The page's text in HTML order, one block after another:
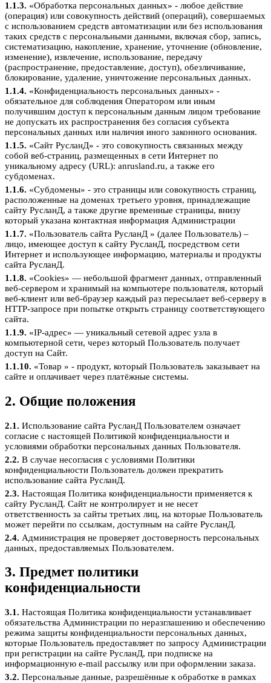
1.1.3. «Обработка персональных данных» - любое действие
(операция) или совокупность действий (операций), совершаемых
с использованием средств автоматизации или без использования
таких средств с персональными данными, включая сбор, запись,
систематизацию, накопление, хранение, уточнение (обновление,
изменение), извлечение, использование, передачу
(распространение, предоставление, доступ), обезличивание,
блокирование, удаление, уничтожение персональных данных.
1.1.4. «Конфиденциальность персональных данных» -
обязательное для соблюдения Оператором или иным
получившим доступ к персональным данным лицом требование
не допускать их распространения без согласия субъекта
персональных данных или наличия иного законного основания.
1.1.5. «Сайт РусланД» - это совокупность связанных между
собой веб-страниц, размещенных в сети Интернет по
уникальному адресу (URL): anrusland.ru, а также его
субдоменах.
1.1.6. «Субдомены» - это страницы или совокупность страниц,
расположенные на доменах третьего уровня, принадлежащие
сайту РусланД, а также другие временные страницы, внизу
который указана контактная информация Администрации
1.1.7. «Пользователь сайта РусланД » (далее Пользователь) –
лицо, имеющее доступ к сайту РусланД, посредством сети
Интернет и использующее информацию, материалы и продукты
сайта РусланД.
1.1.8. «Cookies» — небольшой фрагмент данных, отправленный
веб-сервером и хранимый на компьютере пользователя, который
веб-клиент или веб-браузер каждый раз пересылает веб-серверу в
HTTP-запросе при попытке открыть страницу соответствующего
сайта.
1.1.9. «IP-адрес» — уникальный сетевой адрес узла в
компьютерной сети, через который Пользователь получает
доступ на Сайт.
1.1.10. «Товар » - продукт, который Пользователь заказывает на
сайте и оплачивает через платёжные системы.
2. Общие положения
2.1. Использование сайта РусланД Пользователем означает
согласие с настоящей Политикой конфиденциальности и
условиями обработки персональных данных Пользователя.
2.2. В случае несогласия с условиями Политики
конфиденциальности Пользователь должен прекратить
использование сайта РусланД.
2.3. Настоящая Политика конфиденциальности применяется к
сайту РусланД. Сайт не контролирует и не несет
ответственность за сайты третьих лиц, на которые Пользователь
может перейти по ссылкам, доступным на сайте РусланД.
2.4. Администрация не проверяет достоверность персональных
данных, предоставляемых Пользователем.
3. Предмет политики
конфиденциальности
3.1. Настоящая Политика конфиденциальности устанавливает
обязательства Администрации по неразглашению и обеспечению
режима защиты конфиденциальности персональных данных,
которые Пользователь предоставляет по запросу Администрации
при регистрации на сайте РусланД, при подписке на
информационную e-mail рассылку или при оформлении заказа.
3.2. Персональные данные, разрешённые к обработке в рамках